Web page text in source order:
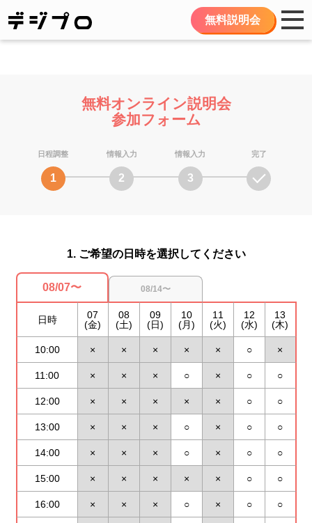
無料説明会
無料オンライン説明会
参加フォーム
日程調整
1
情報入力
2
情報入力
3
完了
1. ご希望の日時を選択してください
08/07〜 08/14〜
日時
07
(金)
08
(土)
09
(日)
10
(月)
11
(火)
12
(水)
13
(木)
10:00 × × × × × ○ ×
11:00 × × × ○ × ○ ○
12:00 × × × × × ○ ○
13:00 × × × ○ × ○ ○
14:00 × × × ○ × ○ ○
15:00 × × × × × ○ ○
16:00 × × × ○ × ○ ○